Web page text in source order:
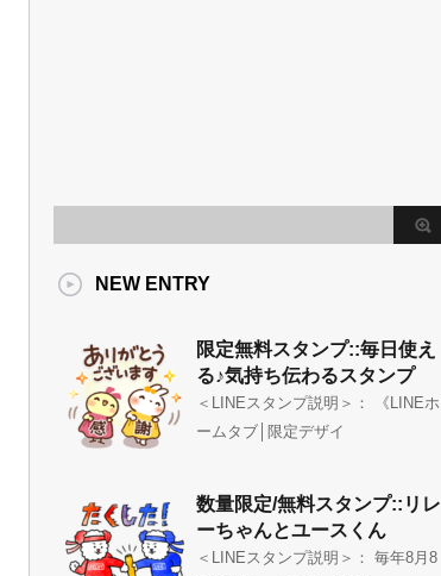
NEW ENTRY
限定無料スタンプ::毎日使え
る♪気持ち伝わるスタンプ
＜LINEスタンプ説明＞： 《LINEホ
ームタブ│限定デザイ
数量限定/無料スタンプ::リレ
ーちゃんとユースくん
＜LINEスタンプ説明＞： 毎年8月8